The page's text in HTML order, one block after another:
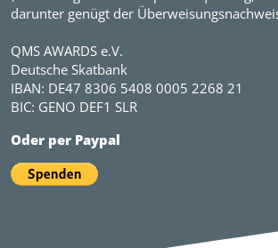
darunter genügt der
QMS AWARDS e.V.
Deutsche Skatbank
IBAN: DE47 8306 5408 0005 2268 21
BIC: GENO DEF1 SLR
Oder per Paypal